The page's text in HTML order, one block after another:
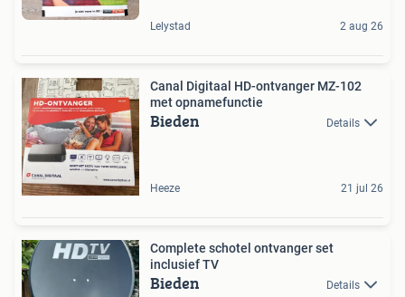
Lelystad 2 aug 26
Canal Digitaal HD-ontvanger MZ-102
met opnamefunctie
Bieden Details
Heeze 21 jul 26
Complete schotel ontvanger set
inclusief TV
Bieden Details